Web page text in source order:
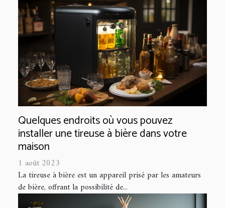
Quelques endroits où vous pouvez
installer une tireuse à bière dans votre
maison
1 août 2023
La tireuse à bière est un appareil prisé par les amateurs
de bière, offrant la possibilité de...